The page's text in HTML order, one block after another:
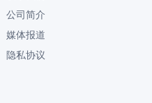
公司简介
媒体报道
隐私协议